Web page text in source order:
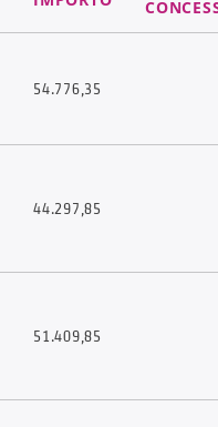
54.776,35
44.297,85
51.409,85